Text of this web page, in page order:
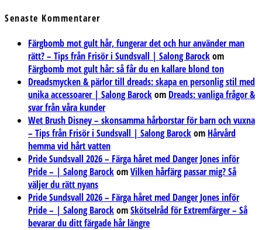
Senaste Kommentarer
Färgbomb mot gult hår, fungerar det och hur använder man
rätt? – Tips från Frisör i Sundsvall | Salong Barockom
Färgbomb mot gult hår: så får du en kallare blond ton
Dreadsmycken & pärlor till dreads: skapa en personlig stil med
unika accessoarer | Salong Barockom Dreads: vanliga frågor &
svar från våra kunder
Wet Brush Disney – skonsamma hårborstar för barn och vuxna
– Tips från Frisör i Sundsvall | Salong Barockom Hårvård
hemma vid hårt vatten
Pride Sundsvall 2026 – Färga håret med Danger Jones inför
Pride – | Salong BarockomVilken hårfärg passar mig? Så
väljer du rätt nyans
Pride Sundsvall 2026 – Färga håret med Danger Jones inför
Pride – | Salong BarockomSkötselråd för Extremfärger – Så
bevarar du ditt färgade hår längre